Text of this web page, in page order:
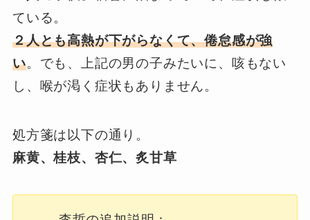
ている。
２人とも高熱が下がらなくて、倦怠感が強
い。でも、上記の男の子みたいに、咳もない
し、喉が渇く症状もありません。
処方箋は以下の通り。
麻黄、桂枝、杏仁、炙甘草